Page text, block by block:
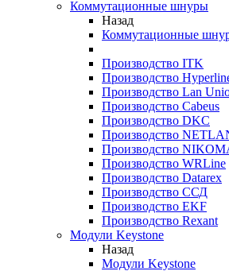
Коммутационные шнуры
Назад
Коммутационные
Производство ITK
Производство
Производство Lan
Производство Cabeus
Производство DKC
Производство
Производство
Производство WRLine
Производство Datarex
Производство ССД
Производство EKF
Производство Rexant
Модули Keystone
Назад
Модули Keystone